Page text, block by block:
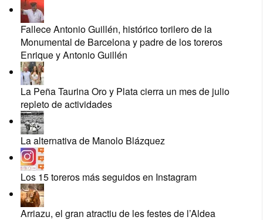
Fallece Antonio Guillén, histórico torilero de la
Monumental de Barcelona y padre de los toreros
Enrique y Antonio Guillén
La Peña Taurina Oro y Plata cierra un mes de julio
repleto de actividades
La alternativa de Manolo Blázquez
Los 15 toreros más seguidos en Instagram
Arriazu, el gran atractiu de les festes de l’Aldea